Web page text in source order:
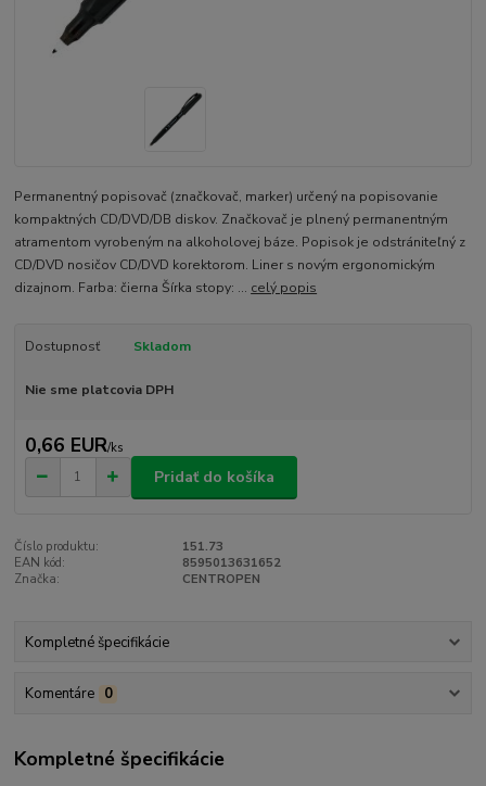
Permanentný popisovač (značkovač, marker) určený na popisovanie
kompaktných CD/DVD/DB diskov. Značkovač je plnený permanentným
atramentom vyrobeným na alkoholovej báze. Popisok je odstrániteľný z
CD/DVD nosičov CD/DVD korektorom. Liner s novým ergonomickým
dizajnom. Farba: čierna Šírka stopy: ... celý popis
Dostupnosť Skladom
Nie sme platcovia DPH
0,66 EUR/ks
Pridať do košíka
Číslo produktu:
151.73
EAN kód:
8595013631652
Značka:
CENTROPEN
Kompletné špecifikácie
Komentáre 0
Kompletné špecifikácie